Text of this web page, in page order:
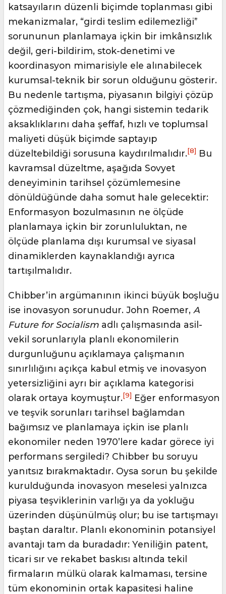
katsayıların düzenli biçimde toplanması gibi
mekanizmalar, “girdi teslim edilemezliği”
sorununun planlamaya içkin bir imkânsızlık
değil, geri-bildirim, stok-denetimi ve
koordinasyon mimarisiyle ele alınabilecek
kurumsal-teknik bir sorun olduğunu gösterir.
Bu nedenle tartışma, piyasanın bilgiyi çözüp
çözmediğinden çok, hangi sistemin tedarik
aksaklıklarını daha şeffaf, hızlı ve toplumsal
maliyeti düşük biçimde saptayıp
düzeltebildiği sorusuna kaydırılmalıdır.[8] Bu
kavramsal düzeltme, aşağıda Sovyet
deneyiminin tarihsel çözümlemesine
dönüldüğünde daha somut hale gelecektir:
Enformasyon bozulmasının ne ölçüde
planlamaya içkin bir zorunluluktan, ne
ölçüde planlama dışı kurumsal ve siyasal
dinamiklerden kaynaklandığı ayrıca
tartışılmalıdır.
Chibber’in argümanının ikinci büyük boşluğu
ise inovasyon sorunudur. John Roemer, A
Future for Socialism adlı çalışmasında asil-
vekil sorunlarıyla planlı ekonomilerin
durgunluğunu açıklamaya çalışmanın
sınırlılığını açıkça kabul etmiş ve inovasyon
yetersizliğini ayrı bir açıklama kategorisi
olarak ortaya koymuştur.[9] Eğer enformasyon
ve teşvik sorunları tarihsel bağlamdan
bağımsız ve planlamaya içkin ise planlı
ekonomiler neden 1970’lere kadar görece iyi
performans sergiledi? Chibber bu soruyu
yanıtsız bırakmaktadır. Oysa sorun bu şekilde
kurulduğunda inovasyon meselesi yalnızca
piyasa teşviklerinin varlığı ya da yokluğu
üzerinden düşünülmüş olur; bu ise tartışmayı
baştan daraltır. Planlı ekonominin potansiyel
avantajı tam da buradadır: Yeniliğin patent,
ticari sır ve rekabet baskısı altında tekil
firmaların mülkü olarak kalmaması, tersine
tüm ekonominin ortak kapasitesi haline